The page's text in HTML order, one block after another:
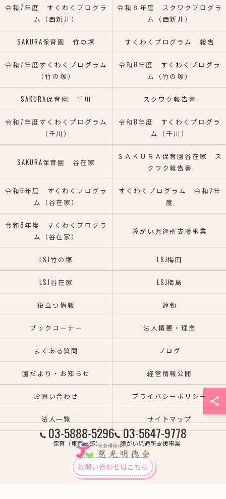
03-5888-5296
保育（東京支部）
03-5647-9778
障がい児通所支援事業
お問い合わせはこちら
令和7年度 すくわくプログラ
ム（西新井）
令和８年度 スクワクプログラ
ム（西新井）
SAKURA保育園 竹の塚 すくわくプログラム 報告
令和7年度すくわくプログラム
（竹の塚）
令和8年度 すくわくプログラ
ム（竹の塚）
SAKURA保育園 千川 スクワク報告書
令和7年度すくわくプログラム
（千川）
令和8年度 すくわくプログラ
ム（千川）
SAKURA保育園 谷在家
ＳＡＫＵＲＡ保育園谷在家 ス
クワク報告書
令和6年度 すくわくプログラ
ム（谷在家）
すくわくプログラム 令和7年
度
令和8年度 すくわくプログラ
ム（谷在家）
障がい児通所支援事業
LSJ竹の塚 LSJ梅田
LSJ谷在家 LSJ梅島
役立つ情報 運動
ブックコーナー 法人概要・理念
よくある質問 ブログ
園だより・お知らせ 経営情報公開
お問い合わせ プライバシーポリシー
法人一覧 サイトマップ
© 2026 熊本の保育園なら社会福祉法人慈光明徳会 ALL RIGHTS RESERVED.